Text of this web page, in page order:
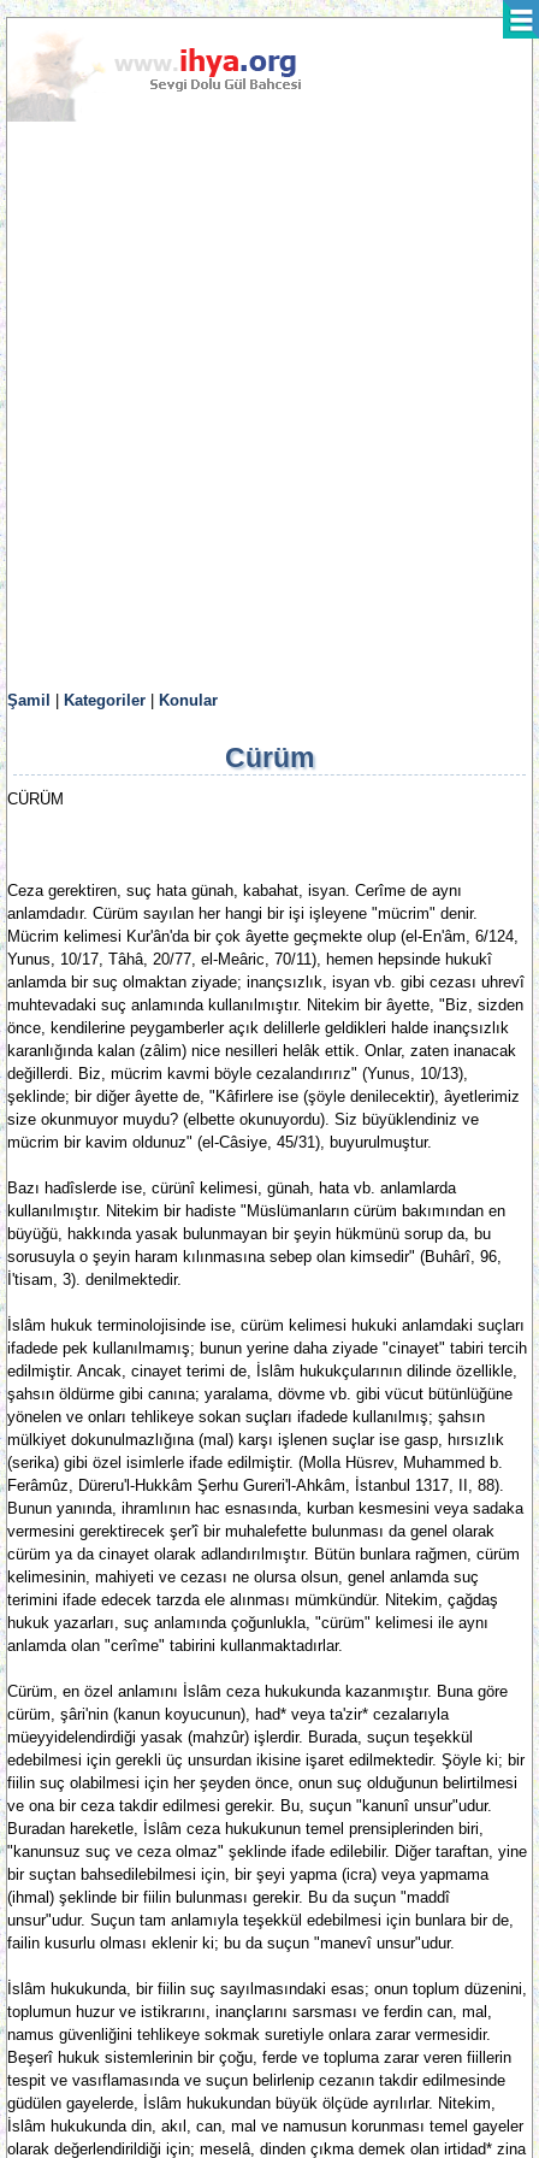
Şamil Kategoriler Konular
Cürüm
CÜRÜM
Ceza gerektiren, suç hata günah, kabahat, isyan. Cerîme de aynı
anlamdadır. Cürüm sayılan her hangi bir işi işleyene "mücrim" denir.
Mücrim kelimesi Kur'ân'da bir çok âyette geçmekte olup (el-En'âm, 6/124,
Yunus, 10/17, Tâhâ, 20/77, el-Meâric, 70/11), hemen hepsinde hukukî
anlamda bir suç olmaktan ziyade; inançsızlık, isyan vb. gibi cezası uhrevî
muhtevadaki suç anlamında kullanılmıştır. Nitekim bir âyette, "Biz, sizden
önce, kendilerine peygamberler açık delillerle geldikleri halde inançsızlık
karanlığında kalan (zâlim) nice nesilleri helâk ettik. Onlar, zaten inanacak
değillerdi. Biz, mücrim kavmi böyle cezalandırırız" (Yunus, 10/13),
şeklinde; bir diğer âyette de, "Kâfirlere ise (şöyle denilecektir), âyetlerimiz
size okunmuyor muydu? (elbette okunuyordu). Siz büyüklendiniz ve
mücrim bir kavim oldunuz" (el-Câsiye, 45/31), buyurulmuştur.
Bazı hadîslerde ise, cürünî kelimesi, günah, hata vb. anlamlarda
kullanılmıştır. Nitekim bir hadiste "Müslümanların cürüm bakımından en
büyüğü, hakkında yasak bulunmayan bir şeyin hükmünü sorup da, bu
sorusuyla o şeyin haram kılınmasına sebep olan kimsedir" (Buhârî, 96,
İ'tisam, 3). denilmektedir.
İslâm hukuk terminolojisinde ise, cürüm kelimesi hukuki anlamdaki suçları
ifadede pek kullanılmamış; bunun yerine daha ziyade "cinayet" tabiri tercih
edilmiştir. Ancak, cinayet terimi de, İslâm hukukçularının dilinde özellikle,
şahsın öldürme gibi canına; yaralama, dövme vb. gibi vücut bütünlüğüne
yönelen ve onları tehlikeye sokan suçları ifadede kullanılmış; şahsın
mülkiyet dokunulmazlığına (mal) karşı işlenen suçlar ise gasp, hırsızlık
(serika) gibi özel isimlerle ifade edilmiştir. (Molla Hüsrev, Muhammed b.
Ferâmûz, Düreru'l-Hukkâm Şerhu Gureri'l-Ahkâm, İstanbul 1317, II, 88).
Bunun yanında, ihramlının hac esnasında, kurban kesmesini veya sadaka
vermesini gerektirecek şer'î bir muhalefette bulunması da genel olarak
cürüm ya da cinayet olarak adlandırılmıştır. Bütün bunlara rağmen, cürüm
kelimesinin, mahiyeti ve cezası ne olursa olsun, genel anlamda suç
terimini ifade edecek tarzda ele alınması mümkündür. Nitekim, çağdaş
hukuk yazarları, suç anlamında çoğunlukla, "cürüm" kelimesi ile aynı
anlamda olan "cerîme" tabirini kullanmaktadırlar.
Cürüm, en özel anlamını İslâm ceza hukukunda kazanmıştır. Buna göre
cürüm, şâri'nin (kanun koyucunun), had* veya ta'zir* cezalarıyla
müeyyidelendirdiği yasak (mahzûr) işlerdir. Burada, suçun teşekkül
edebilmesi için gerekli üç unsurdan ikisine işaret edilmektedir. Şöyle ki; bir
fiilin suç olabilmesi için her şeyden önce, onun suç olduğunun belirtilmesi
ve ona bir ceza takdir edilmesi gerekir. Bu, suçun "kanunî unsur"udur.
Buradan hareketle, İslâm ceza hukukunun temel prensiplerinden biri,
"kanunsuz suç ve ceza olmaz" şeklinde ifade edilebilir. Diğer taraftan, yine
bir suçtan bahsedilebilmesi için, bir şeyi yapma (icra) veya yapmama
(ihmal) şeklinde bir fiilin bulunması gerekir. Bu da suçun "maddî
unsur"udur. Suçun tam anlamıyla teşekkül edebilmesi için bunlara bir de,
failin kusurlu olması eklenir ki; bu da suçun "manevî unsur"udur.
İslâm hukukunda, bir fiilin suç sayılmasındaki esas; onun toplum düzenini,
toplumun huzur ve istikrarını, inançlarını sarsması ve ferdin can, mal,
namus güvenliğini tehlikeye sokmak suretiyle onlara zarar vermesidir.
Beşerî hukuk sistemlerinin bir çoğu, ferde ve topluma zarar veren fiillerin
tespit ve vasıflamasında ve suçun belirlenip cezanın takdir edilmesinde
güdülen gayelerde, İslâm hukukundan büyük ölçüde ayrılırlar. Nitekim,
İslâm hukukunda din, akıl, can, mal ve namusun korunması temel gayeler
olarak değerlendirildiği için; meselâ, dinden çıkma demek olan irtidad* zina